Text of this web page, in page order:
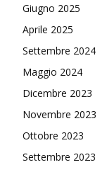
Giugno 2025
Aprile 2025
Settembre 2024
Maggio 2024
Dicembre 2023
Novembre 2023
Ottobre 2023
Settembre 2023